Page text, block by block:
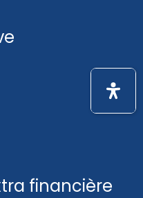
financière